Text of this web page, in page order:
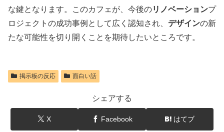
な鍵となります。このカフェが、今後のリノベーションプ
ロジェクトの成功事例として広く認知され、 デザインの新
たな可能性を切り開くことを期待したいところです。
掲示板の反応 面白い話
シェアする
X Facebook はてブ